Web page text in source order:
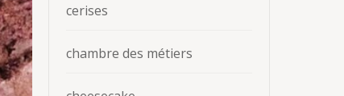
cerises
chambre des métiers